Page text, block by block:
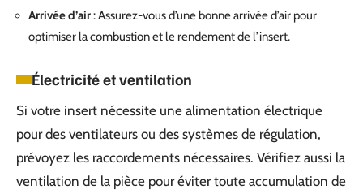
Arrivée d’air: Assurez-vous d’une bonne arrivée d’air pour
optimiser la combustion et le rendement de l’insert.
Électricité et ventilation
Si votre insert nécessite une alimentation électrique
pour des ventilateurs ou des systèmes de régulation,
prévoyez les raccordements nécessaires. Vérifiez aussi la
ventilation de la pièce pour éviter toute accumulation de